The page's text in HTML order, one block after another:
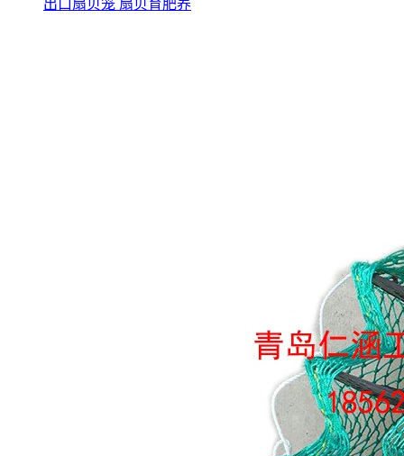
出口扇贝笼 扇贝育肥养